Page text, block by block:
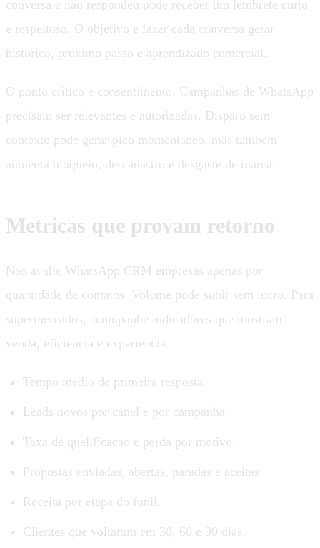
conversa e nao respondeu pode receber um lembrete curto
e respeitoso. O objetivo e fazer cada conversa gerar
historico, proximo passo e aprendizado comercial.
O ponto critico e consentimento. Campanhas de WhatsApp
precisam ser relevantes e autorizadas. Disparo sem
contexto pode gerar pico momentaneo, mas tambem
aumenta bloqueio, descadastro e desgaste de marca.
Metricas que provam retorno
Nao avalie WhatsApp CRM empresas apenas por
quantidade de contatos. Volume pode subir sem lucro. Para
supermercados, acompanhe indicadores que mostram
venda, eficiencia e experiencia.
Tempo medio de primeira resposta.
Leads novos por canal e por campanha.
Taxa de qualificacao e perda por motivo.
Propostas enviadas, abertas, paradas e aceitas.
Receita por etapa do funil.
Clientes que voltaram em 30, 60 e 90 dias.